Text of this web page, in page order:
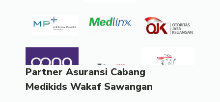
Partner Asuransi Cabang
Medikids Wakaf Sawangan